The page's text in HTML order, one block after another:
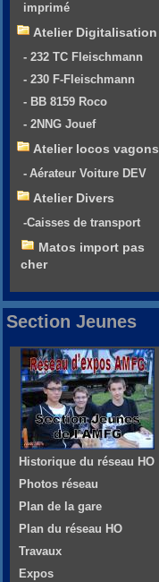
imprimé
Atelier Digitalisation
- 232 TC Fleischmann
- 230 F-Fleischmann
- BB 8159 Roco
- 2NNG Jouef
Atelier locos vagons
- Aérateur Voiture DEV
Atelier Divers
-Caisses de transport
Matos import pas
cher
Section Jeunes
Historique du réseau HO
Photos réseau
Plan de la gare
Plan du réseau HO
Travaux
Expos